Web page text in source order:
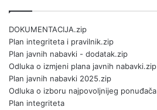
DOKUMENTACIJA.zip
Plan integriteta i pravilnik.zip
Plan javnih nabavki - dodatak.zip
Odluka o izmjeni plana javnih nabavki.zip
Plan javnih nabavki 2025.zip
Odluka o izboru najpovoljnijeg ponuđača
Plan integriteta